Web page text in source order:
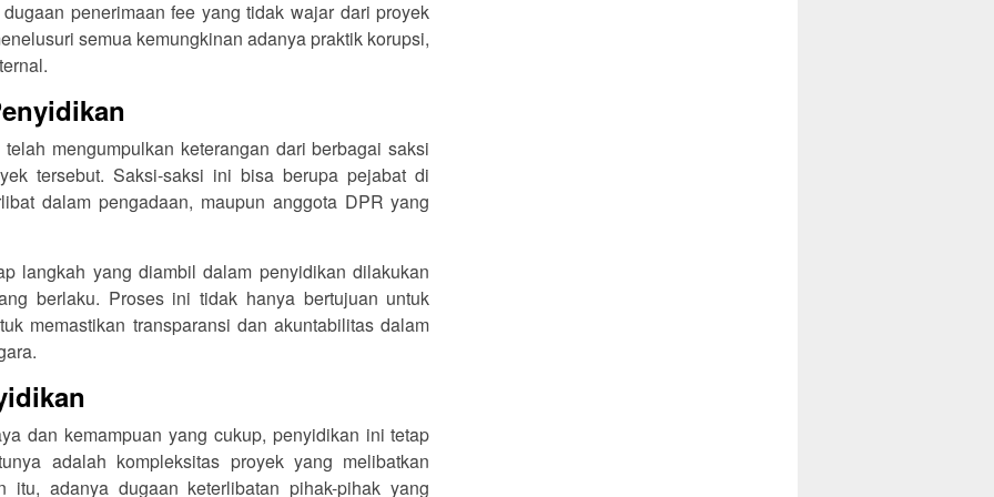
penerimaan fee yang tidak wajar dari proyek
semua kemungkinan adanya praktik korupsi,
mengumpulkan keterangan dari berbagai saksi
tersebut. Saksi-saksi ini bisa berupa pejabat di
dalam pengadaan, maupun anggota DPR yang
langkah yang diambil dalam penyidikan dilakukan
berlaku. Proses ini tidak hanya bertujuan untuk
memastikan transparansi dan akuntabilitas dalam
dan kemampuan yang cukup, penyidikan ini tetap
adalah kompleksitas proyek yang melibatkan
adanya dugaan keterlibatan pihak-pihak yang